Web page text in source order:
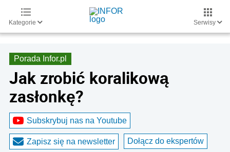
Kategorie Serwisy
Porada Infor.pl
Jak zrobić koralikową
zasłonkę?
Subskrybuj nas na Youtube
Zapisz się na newsletter Dołącz do ekspertów